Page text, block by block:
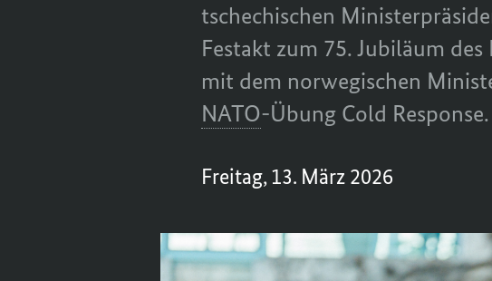
tschechischen
Festakt zum 75. Jubiläum
mit dem norwegischen
NATO-Übung Cold Response.
Freitag, 13. März 2026